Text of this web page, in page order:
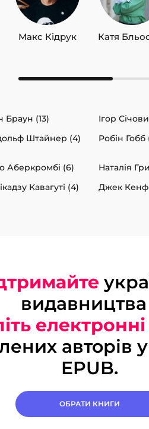
Макс Кідрук Катя
Браун (13) Ігор
Штайнер (4) Робін Гобб
Аберкромбі (6) Наталія
Кавагуті (4) Джек
авторів
EPUB.
ОБРАТИ КНИГИ